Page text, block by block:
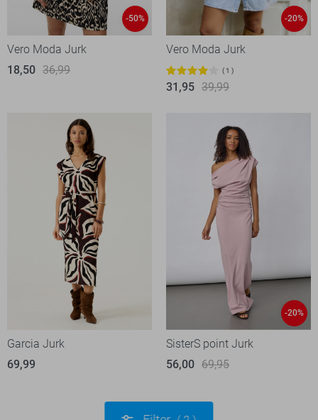
-50%
Vero Moda Jurk
18,50 36,99
-20%
Vero Moda Jurk
1
31,95 39,99
Garcia Jurk
69,99
-20%
SisterS point Jurk
56,00 69,95